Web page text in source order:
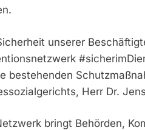
unserer
bestehenden
Herr Dr.
bringt Behörden,